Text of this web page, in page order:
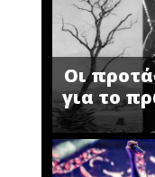
Οι
για το